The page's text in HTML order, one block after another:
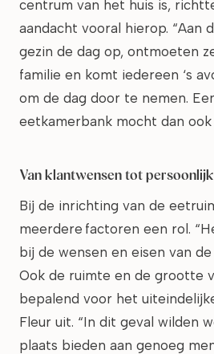
centrum van het huis is,
aandacht vooral hierop. “Aan
gezin de dag op, ontmoeten
familie en komt iedereen ‘s
om de dag door te nemen.
eetkamerbank mocht dan
Van klantwensen tot
Bij de inrichting van de
meerdere factoren een rol.
bij de wensen en eisen van
Ook de ruimte en de grootte
bepalend voor het
Fleur uit. “In dit geval wilden
plaats bieden aan genoeg